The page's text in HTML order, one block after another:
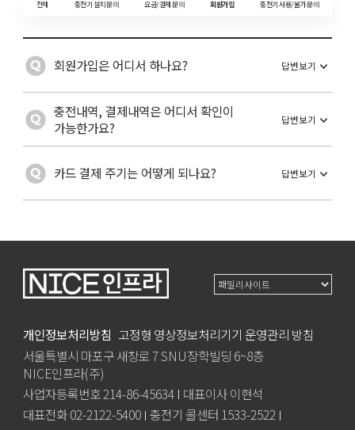
전체 충전기 설치 문의 요금/결제 문의 회원가입 충전기 사용/불가 문의
회원가입은 어디서 하나요? 답변보기
나이스차저 APP을 다운받으시면 회원가입이
가능합니다.
※ 나이스차저 APP 다운로드
-안드로이드 구글스토어
- 아이폰 앱스토어
충전내역, 결제내역은 어디서 확인이
가능한가요?
답변보기
후 마이페이지에서 확인이 가능합니다.
※ 나이스차저 APP 다운로드
-아이폰 앱스토어
카드 결제 주기는 어떻게 되나요? 답변보기
다만 로밍 충전기를 이용하거나 로밍카드로
결제 주기가 상이합니다.
개인정보처리방침 고정형 영상정보처리기기 운영관리 방침
서울특별시 마포구 새창로 7 SNU장학빌딩 6~8층
NICE인프라(주)
사업자등록번호 214-86-45634 대표이사 이현석
대표전화 02-2122-5400 충전기 콜센터 1533-2522